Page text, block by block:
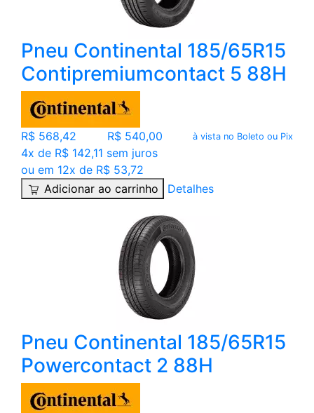
Pneu Continental 185/65R15
Contipremiumcontact 5 88H
R$ 568,42 R$ 540,00 à vista no Boleto ou Pix
4x de R$ 142,11 sem juros
ou em 12x de R$ 53,72
Adicionar ao carrinho
Detalhes
Pneu Continental 185/65R15
Powercontact 2 88H